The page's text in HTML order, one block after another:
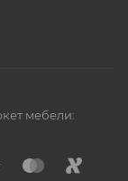
мебели: